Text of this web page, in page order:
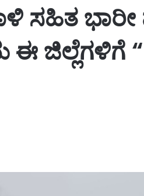
ಸಹಿತ
ಈ ಜಿಲ್ಲೆಗಳಿಗೆ